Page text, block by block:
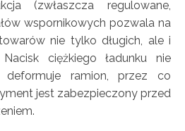
(zwłaszcza regulowane,
wspornikowych pozwala na
nie tylko długich, ale i
ciężkiego ładunku nie
deformuje ramion, przez co
jest zabezpieczony przed